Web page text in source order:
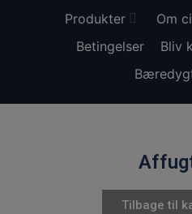
Produkter Om
Betingelser
Bliv
Tilbage til